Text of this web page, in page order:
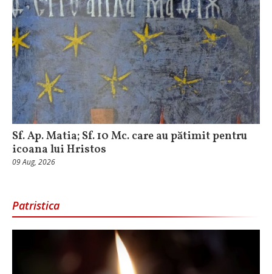
Sf. Ap. Matia; Sf. 10 Mc. care au pătimit pentru
icoana lui Hristos
09 Aug, 2026
Patristica